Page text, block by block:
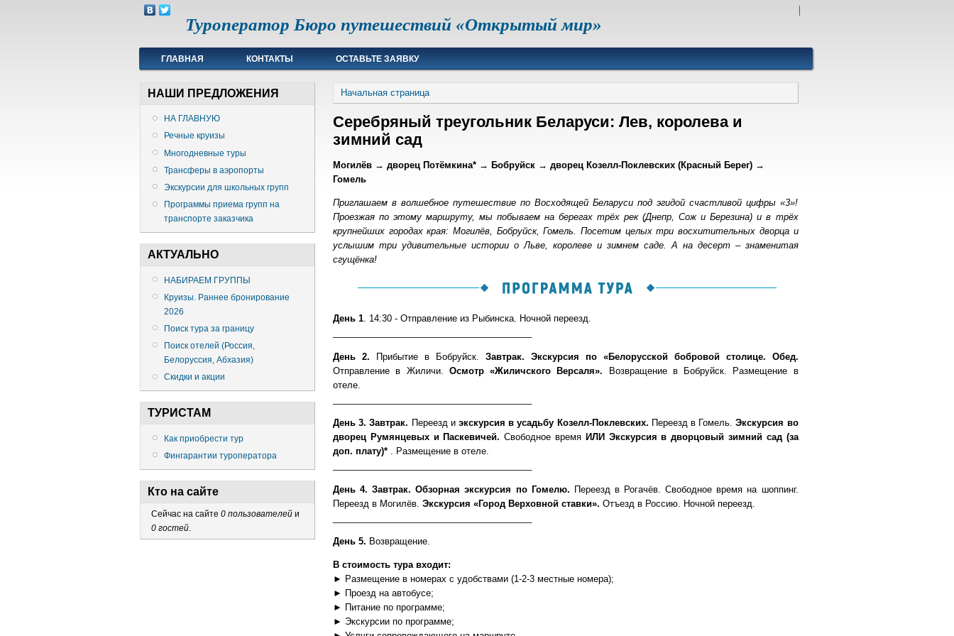
Туроператор Бюро путешествий «Открытый мир»
счетчик метрики
ГЛАВНАЯ КОНТАКТЫ ОСТАВЬТЕ ЗАЯВКУ
НАШИ ПРЕДЛОЖЕНИЯ
НА ГЛАВНУЮ
Речные круизы
Многодневные туры
Трансферы в аэропорты
Экскурсии для школьных групп
Программы приема групп на
транспорте заказчика
АКТУАЛЬНО
НАБИРАЕМ ГРУППЫ
Круизы. Раннее бронирование
2026
Поиск тура за границу
Поиск отелей (Россия,
Белоруссия, Абхазия)
Скидки и акции
ТУРИСТАМ
Как приобрести тур
Фингарантии туроператора
Кто на сайте
Сейчас на сайте 0 пользователей и
0 гостей.
Начальная страница
Серебряный треугольник Беларуси: Лев, королева и
зимний сад
Могилёв → дворец Потёмкина* → Бобруйск → дворец Козелл-Поклевских (Красный Берег) →
Гомель
Приглашаем в волшебное путешествие по Восходящей Беларуси под эгидой счастливой цифры «3»!
Проезжая по этому маршруту, мы побываем на берегах трёх рек (Днепр, Сож и Березина) и в трёх
крупнейших городах края: Могилёв, Бобруйск, Гомель. Посетим целых три восхитительных дворца и
услышим три удивительные истории о Льве, королеве и зимнем саде. А на десерт – знаменитая
сгущёнка!
День 1. 14:30 - Отправление из Рыбинска. Ночной переезд.
День 2. Прибытие в Бобруйск. Завтрак. Экскурсия по «Белорусской бобровой столице. Обед.
Отправление в Жиличи. Осмотр «Жиличского Версаля». Возвращение в Бобруйск. Размещение в
отеле.
День 3. Завтрак. Переезд и экскурсия в усадьбу Козелл-Поклевских. Переезд в Гомель.Экскурсия во
дворец Румянцевых и Паскевичей.Свободное время ИЛИ Экскурсия в дворцовый зимний сад (за
доп. плату)* . Размещение в отеле.
День 4. Завтрак. Обзорная экскурсия по Гомелю. Переезд в Рогачёв. Свободное время на шоппинг.
Переезд в Могилёв. Экскурсия «Город Верховной ставки». Отъезд в Россию. Ночной переезд.
День 5. Возвращение.
В стоимость тура входит:
► Размещение в номерах с удобствами (1-2-3 местные номера);
► Проезд на автобусе;
► Питание по программе;
► Экскурсии по программе;